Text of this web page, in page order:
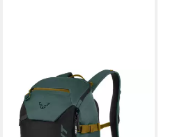
DYNAFIT
Rucksack Tigard 24 Backpack,
Unisex - DynaFit
128,00 €